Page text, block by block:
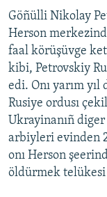
Göñülli Nikolay
Herson
faal körüşüvge
kibi, Petrovskiy
edi. Onı yarım
Rusiye ordusı
Ukrayinanıñ diger
arbiyleri evinden
onı Herson
öldürmek